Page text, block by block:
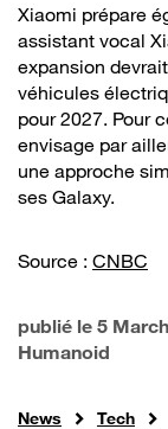
Xiaomi prépare
assistant vocal
expansion
véhicules
pour 2027. Pour
envisage par
une approche
ses Galaxy.
Source : CNBC
publié le 5
Humanoid
News Tech